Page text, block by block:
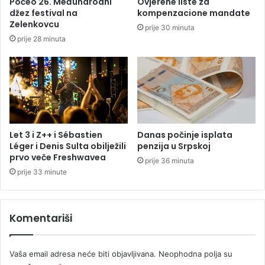
o
v
i
ć
e
m
t
a
n
i
k
a
n
a
S
v
j
e
t
k
m
v
džez festival na
Zelenkovcu
prije 28 minuta
kompenzacione mandate
prije 30 minuta
Let 3 i Z++ i Sébastien
Léger i Denis Sulta obilježili
prvo veče Freshwavea
prije 33 minute
Danas počinje isplata
penzija u Srpskoj
prije 36 minuta
Komentariši
Vaša email adresa neće biti objavljivana. Neophodna polja su